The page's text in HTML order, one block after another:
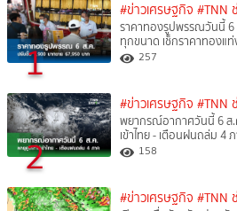
1
#ข่าวเศรษฐกิจ #TNN
ราคาทองรูปพรรณวันนี้ 6
ทุกขนาด เช็กราคาทองแ
257
2
#ข่าวเศรษฐกิจ #TNN
พยากรณ์อากาศวันนี้ 6 ส.
เข้าไทย - เตือนฝนถล่ม 4
158
#ข่าวเศรษฐกิจ #TNN